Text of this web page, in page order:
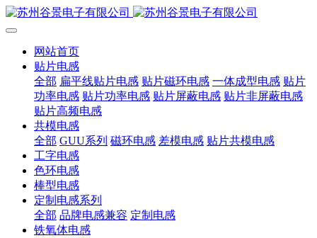
网站首页
贴片电感
全部 扁平线贴片电感 贴片磁环电感 一体成型电感 贴片
功率电感 贴片功率电感 贴片屏蔽电感 贴片非屏蔽电感
贴片高频电感
共模电感
全部 GUU系列 磁环电感 差模电感 贴片共模电感
工字电感
色环电感
棒型电感
定制电感系列
全部 品牌电感兼容 定制电感
铁氧体电感